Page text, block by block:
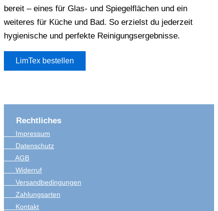
bereit – eines für Glas- und Spiegelflächen und ein
weiteres für Küche und Bad. So erzielst du jederzeit
hygienische und perfekte Reinigungsergebnisse.
LimTex bestellen
Rechtliches
Impressum
Datenschutz
AGB
Widerruf
Versandbedingungen
Zahlungsarten
Kontakt